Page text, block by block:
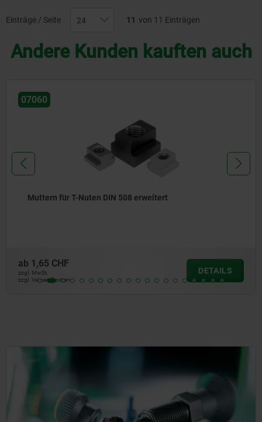
Einträge / Seite 11 von 11 Einträgen
Andere Kunden kauften auch
07060
Muttern für T-Nuten DIN 508 erweitert
ab 1,65 CHF
zzgl. MwSt.
zzgl. Versandkosten
DETAILS